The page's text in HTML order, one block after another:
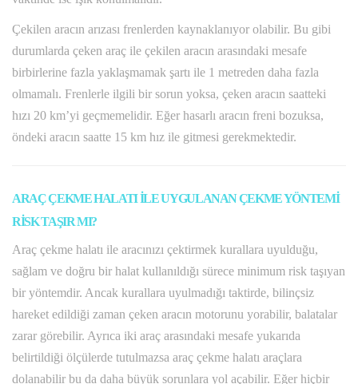
Çekilen aracın arızası frenlerden kaynaklanıyor olabilir. Bu gibi
durumlarda çeken araç ile çekilen aracın arasındaki mesafe
birbirlerine fazla yaklaşmamak şartı ile 1 metreden daha fazla
olmamalı. Frenlerle ilgili bir sorun yoksa, çeken aracın saatteki
hızı 20 km’yi geçmemelidir. Eğer hasarlı aracın freni bozuksa,
öndeki aracın saatte 15 km hız ile gitmesi gerekmektedir.
ARAÇ ÇEKME HALATI İLE UYGULANAN ÇEKME YÖNTEMİ
RİSK TAŞIR MI?
Araç çekme halatı ile aracınızı çektirmek kurallara uyulduğu,
sağlam ve doğru bir halat kullanıldığı sürece minimum risk taşıyan
bir yöntemdir. Ancak kurallara uyulmadığı taktirde, bilinçsiz
hareket edildiği zaman çeken aracın motorunu yorabilir, balatalar
zarar görebilir. Ayrıca iki araç arasındaki mesafe yukarıda
belirtildiği ölçülerde tutulmazsa araç çekme halatı araçlara
dolanabilir bu da daha büyük sorunlara yol açabilir. Eğer hiçbir